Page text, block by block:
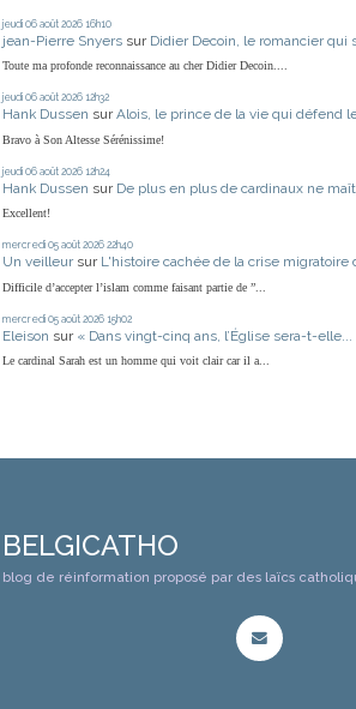
jeudi 06 août 2026 16h10
jean-Pierre Snyers sur Didier Decoin, le romancier qui
Toute ma profonde reconnaissance au cher Didier Decoin....
jeudi 06 août 2026 12h32
Hank Dussen sur Alois, le prince de la vie qui défend
Bravo à Son Altesse Sérénissime!
jeudi 06 août 2026 12h24
Hank Dussen sur De plus en plus de cardinaux ne
Excellent!
mercredi 05 août 2026 22h40
Un veilleur sur L'histoire cachée de la crise migratoire
Difficile d’accepter l’islam comme faisant partie de ”...
mercredi 05 août 2026 15h02
Eleison sur « Dans vingt-cinq ans, l’Église sera-t-elle...
Le cardinal Sarah est un homme qui voit clair car il a...
BELGICATHO
blog de réinformation proposé par des laïcs